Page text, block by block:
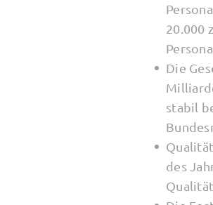
20.000
Die
stabil
des